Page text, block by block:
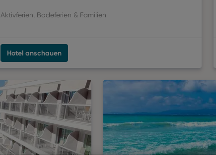
Aktivferien, Badeferien & Familien
Hotel anschauen